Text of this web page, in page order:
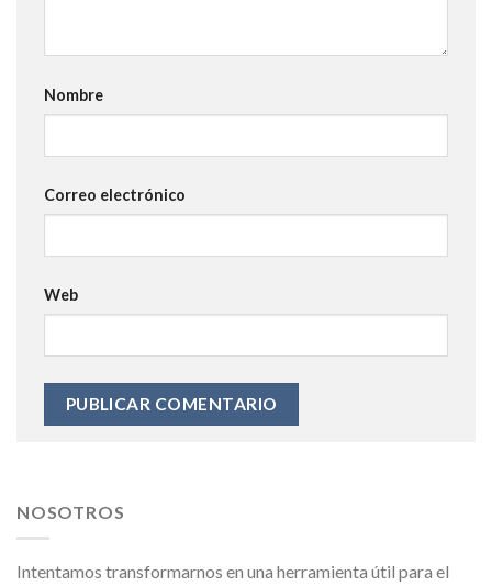
Nombre
Correo electrónico
Web
NOSOTROS
Intentamos transformarnos en una herramienta útil para el